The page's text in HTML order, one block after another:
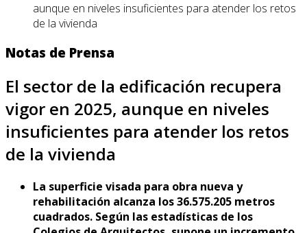
aunque en niveles insuficientes para atender los retos
de la vivienda
Notas de Prensa
El sector de la edificación recupera
vigor en 2025, aunque en niveles
insuficientes para atender los retos
de la vivienda
La superficie visada para obra nueva y
rehabilitación alcanza los 36.575.205 metros
cuadrados. Según las estadísticas de los